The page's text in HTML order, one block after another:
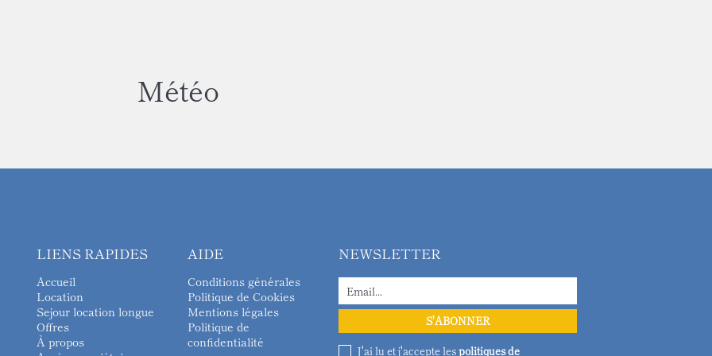
Météo
LIENS RAPIDES
Accueil
Location
Sejour location longue
Offres
À propos
AIDE
Conditions générales
Politique de Cookies
Mentions légales
Politique de
confidentialité
NEWSLETTER
J'ai lu et j'accepte lespolitiques de